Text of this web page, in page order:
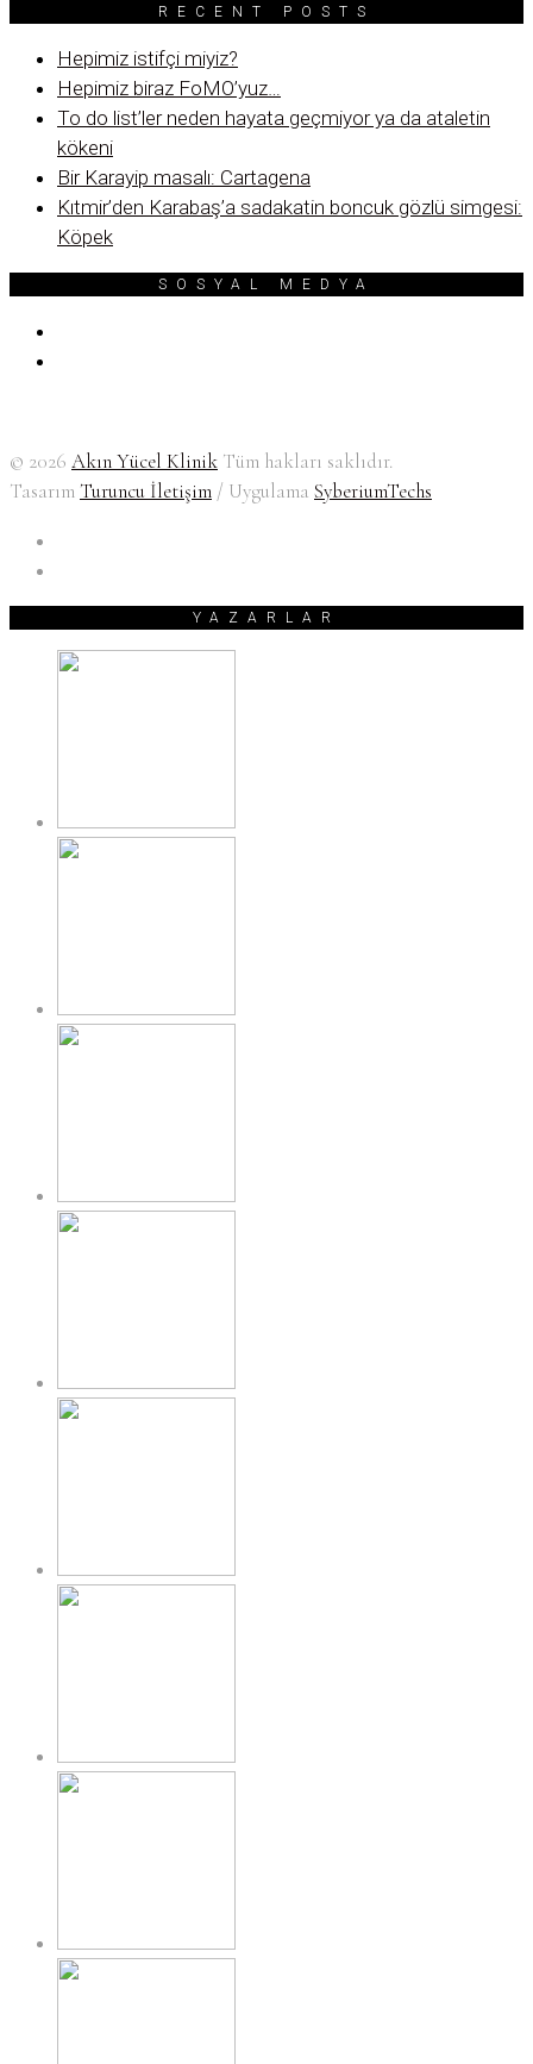
RECENT POSTS
Hepimiz istifçi miyiz?
Hepimiz biraz FoMO’yuz…
To do list’ler neden hayata geçmiyor ya da ataletin
kökeni
Bir Karayip masalı: Cartagena
Kıtmir’den Karabaş’a sadakatin boncuk gözlü simgesi:
Köpek
SOSYAL MEDYA
© 2026 Akın Yücel Klinik Tüm hakları saklıdır.
Tasarım Turuncu İletişim / Uygulama SyberiumTechs
YAZARLAR